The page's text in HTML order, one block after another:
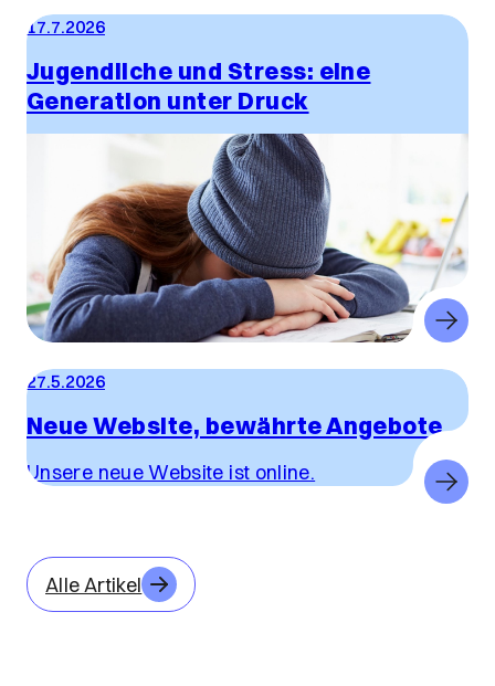
17.7.2026
Jugendliche und Stress: eine
Generation unter Druck
27.5.2026
Neue Website, bewährte Angebote
Unsere neue Website ist online.
Alle Artikel